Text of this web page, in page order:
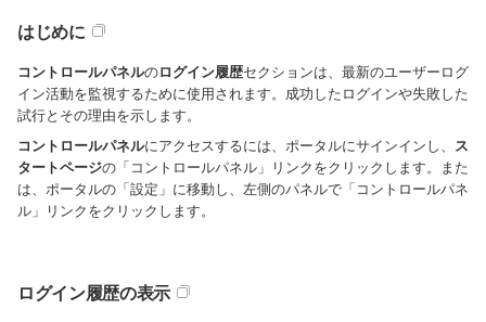
はじめに
コントロールパネルのログイン履歴セクションは、最新のユーザーログ
イン活動を監視するために使用されます。成功したログインや失敗した
試行とその理由を示します。
コントロールパネルにアクセスするには、ポータルにサインインし、 ス
タートページの「コントロールパネル」リンクをクリックします。また
は、ポータルの「設定」に移動し、左側のパネルで「コントロールパネ
ル」リンクをクリックします。
ログイン履歴の表示